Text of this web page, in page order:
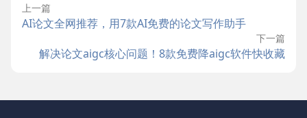
上一篇
AI论文全网推荐，用7款AI免费的论文写作助手
下一篇
解决论文aigc核心问题！8款免费降aigc软件快收藏